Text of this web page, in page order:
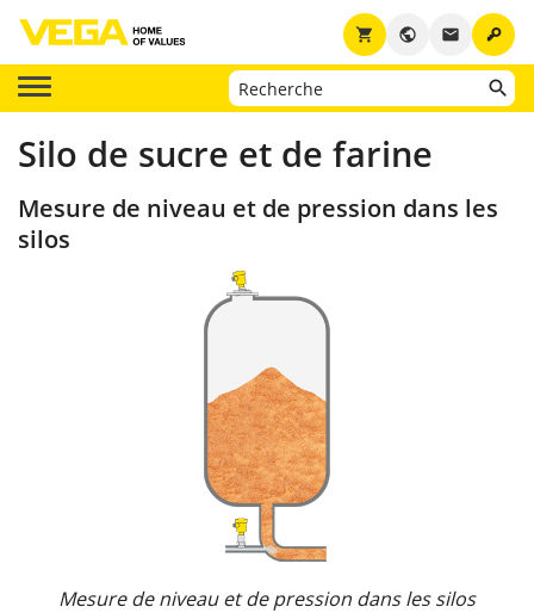
key
email
public
shopping_cart
Silo de sucre et de farine
Mesure de niveau et de pression dans les
silos
Mesure de niveau et de pression dans les silos